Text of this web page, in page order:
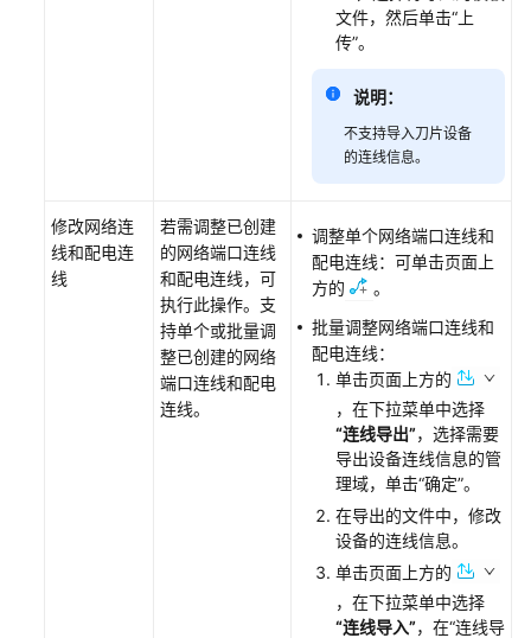
语
责
文件，然后单击“上
传”。
说明：
不支持导入刀片设备
的连线信息。
修改网络连
线和配电连
线
若需调整已创建
的网络端口连线
和配电连线，可
执行此操作。支
持单个或批量调
整已创建的网络
端口连线和配电
连线。
调整单个网络端口连线和
配电连线：可单击页面上
方的
。
批量调整网络端口连线和
配电连线：
单击页面上方的
，在下拉菜单中选择
“连线导出”，选择需要
导出设备连线信息的管
理域，单击“确定”。
在导出的文件中，修改
设备的连线信息。
单击页面上方的
，在下拉菜单中选择
“连线导入”，在“连线导